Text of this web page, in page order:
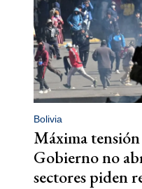
Bolivia
Máxima
Gobierno no
sectores piden